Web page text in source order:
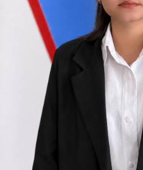
Bunyodkor